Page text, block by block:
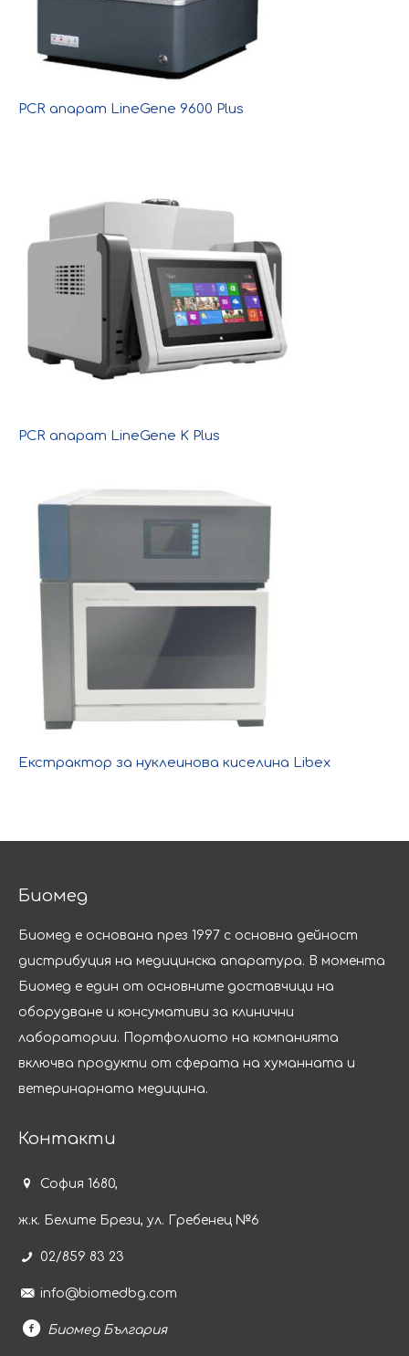
PCR апарат LineGene 9600 Plus
PCR апарат LineGene K Plus
Екстрактор за нуклеинова киселина Libex
Биомед
Биомед е основана през 1997 с основна дейност
дистрибуция на медицинска апаратура. B момента
Биомед е един от основните доставчици на
оборудване и консумативи за клинични
лаборатории. Портфолиото на компанията
включва продукти от сферата на хуманната и
ветеринарната медицина.
Контакти
София 1680,
ж.к. Белите Брези, ул. Гребенец №6
02/859 83 23
info@biomedbg.com
Биомед България